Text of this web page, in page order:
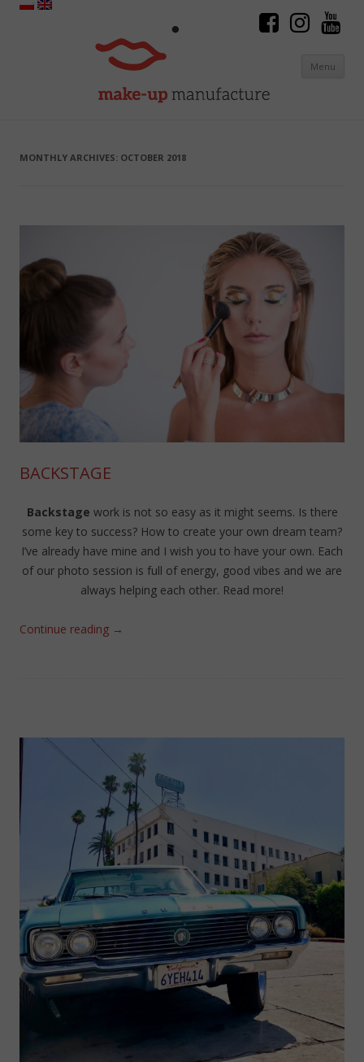
Menu
MONTHLY ARCHIVES: OCTOBER 2018
BACKSTAGE
Backstage work is not so easy as it might seems. Is there
some key to success? How to create your own dream team?
I’ve already have mine and I wish you to have your own. Each
of our photo session is full of energy, good vibes and we are
always helping each other. Read more!
Continue reading →